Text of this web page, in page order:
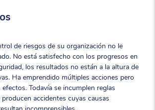
de riesgos de su organización no le
No está satisfecho con los progresos en
los resultados no están a la altura de
Ha emprendido múltiples acciones pero
Todavía se incumplen reglas
producen accidentes cuyas causas